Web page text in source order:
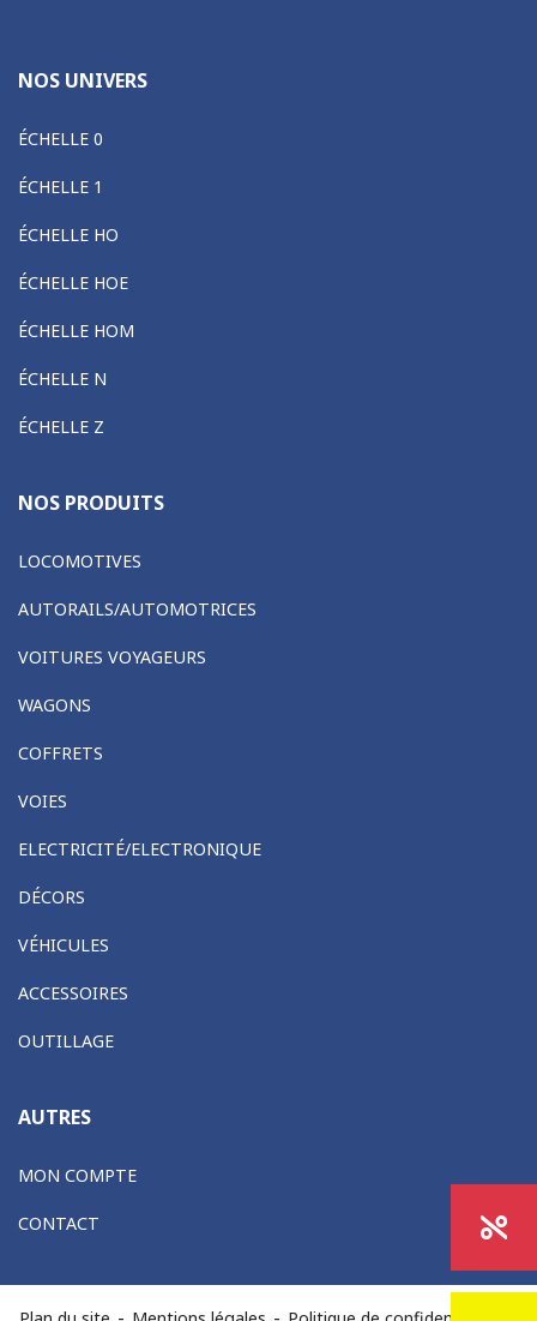
NOS UNIVERS
ÉCHELLE 0
ÉCHELLE 1
ÉCHELLE HO
ÉCHELLE HOE
ÉCHELLE HOM
ÉCHELLE N
ÉCHELLE Z
NOS PRODUITS
LOCOMOTIVES
AUTORAILS/AUTOMOTRICES
VOITURES VOYAGEURS
WAGONS
COFFRETS
VOIES
ELECTRICITÉ/ELECTRONIQUE
DÉCORS
VÉHICULES
ACCESSOIRES
OUTILLAGE
AUTRES
MON COMPTE
CONTACT